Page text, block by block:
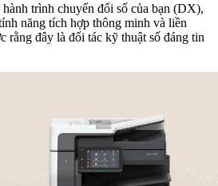
trình chuyển đổi số của bạn (DX),
năng tích hợp thông minh và liền
rằng đây là đối tác kỹ thuật số đáng tin